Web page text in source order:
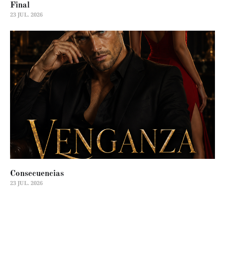
Final
23 JUL. 2026
Consecuencias
23 JUL. 2026